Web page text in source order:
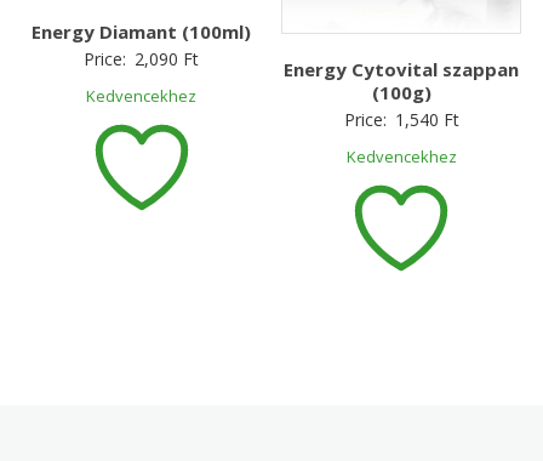
Energy Diamant (100ml)
Price: 2,090 Ft
Kedvencekhez
Energy Cytovital szappan
(100g)
Price: 1,540 Ft
Kedvencekhez